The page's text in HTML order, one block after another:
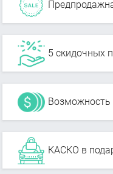
5 скидочных
КАСКО в